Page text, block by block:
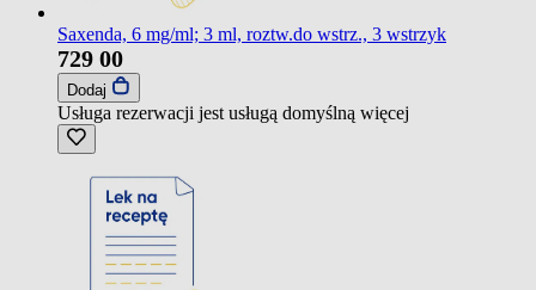
Saxenda, 6 mg/ml; 3 ml, roztw.do wstrz., 3 wstrzyk
729 00
Dodaj
Usługa rezerwacji jest usługą domyślną więcej